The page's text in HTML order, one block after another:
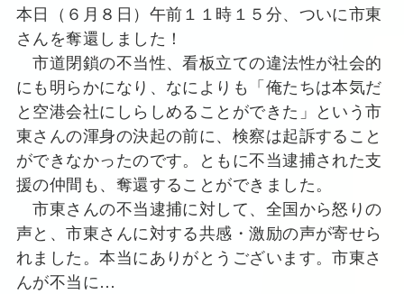
本日（６月８日）午前１１時１５分、ついに市東
さんを奪還しました！
市道閉鎖の不当性、看板立ての違法性が社会的
にも明らかになり、なによりも「俺たちは本気だ
と空港会社にしらしめることができた」という市
東さんの渾身の決起の前に、検察は起訴すること
ができなかったのです。ともに不当逮捕された支
援の仲間も、奪還することができました。
市東さんの不当逮捕に対して、全国から怒りの
声と、市東さんに対する共感・激励の声が寄せら
れました。本当にありがとうございます。市東さ
んが不当に…